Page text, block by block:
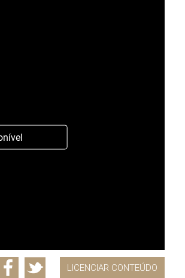
LICENCIAR CONTEÚDO